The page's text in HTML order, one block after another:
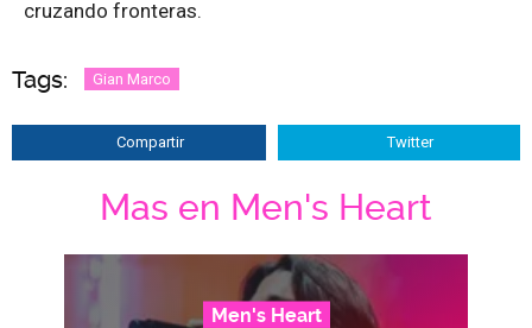
cruzando fronteras.
Tags: Gian Marco
Compartir Twitter
Mas en Men's Heart
Men's Heart